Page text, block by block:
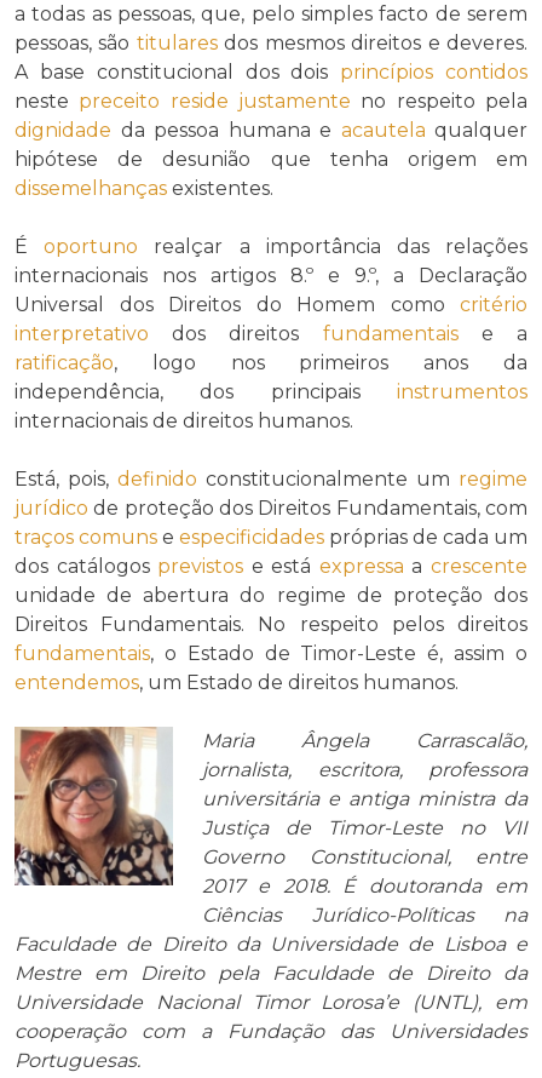
a todas as pessoas, que, pelo simples facto de serem
pessoas, são titularesdos mesmos direitos e deveres.
A base constitucional dos dois princípios contidos
neste preceito reside justamente no respeito pela
dignidade da pessoa humana e acautela qualquer
hipótese de desunião que tenha origem em
dissemelhanças existentes.
Éoportuno realçar a importância das relações
internacionais nos artigos 8.º e 9.º, a Declaração
Universal dos Direitos do Homem como critério
interpretativo dos direitos fundamentaise a
ratificação, logo nos primeiros anos da
independência, dos principais instrumentos
internacionais de direitos humanos.
Está, pois, definido constitucionalmente um regime
jurídico de proteção dos Direitos Fundamentais, com
traços comuns e especificidades próprias de cada um
dos catálogos previstos e está expressa acrescente
unidade de abertura do regime de proteção dos
Direitos Fundamentais. No respeito pelos direitos
fundamentais, o Estado de Timor-Leste é, assim o
entendemos, um Estado de direitos humanos.
Maria Ângela Carrascalão,
jornalista, escritora, professora
universitária e antiga ministra da
Justiça de Timor-Leste no VII
Governo Constitucional, entre
2017 e 2018. É doutoranda em
Ciências Jurídico-Políticas na
Faculdade de Direito da Universidade de Lisboa e
Mestre em Direito pela Faculdade de Direito da
Universidade Nacional Timor Lorosa’e (UNTL), em
cooperação com a Fundação das Universidades
Portuguesas.